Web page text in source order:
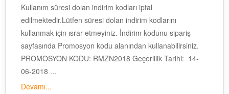
Kullanım süresi dolan indirim kodları iptal
edilmektedir.Lütfen süresi dolan indirim kodlarını
kullanmak için ısrar etmeyiniz. İndirim kodunu sipariş
sayfasında Promosyon kodu alanından kullanabilirsiniz.
PROMOSYON KODU: RMZN2018 Geçerlilik Tarihi: 14-
06-2018 ...
Devamı...